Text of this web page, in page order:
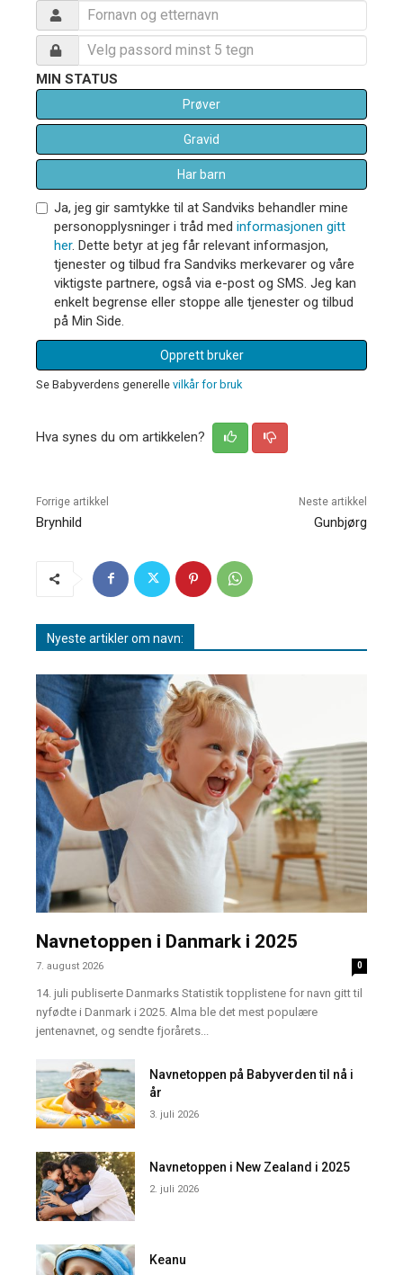
MIN STATUS
Prøver
Gravid
Har barn
Ja, jeg gir samtykke til at Sandviks behandler mine
personopplysninger i tråd med informasjonen gitt
her. Dette betyr at jeg får relevant informasjon,
tjenester og tilbud fra Sandviks merkevarer og våre
viktigste partnere, også via e-post og SMS. Jeg kan
enkelt begrense eller stoppe alle tjenester og tilbud
på Min Side.
Opprett bruker
Se Babyverdens generelle vilkår for bruk
Hva synes du om artikkelen?
Forrige artikkel
Brynhild
Neste artikkel
Gunbjørg
Nyeste artikler om navn:
Navnetoppen i Danmark i 2025
7. august 2026 0
14. juli publiserte Danmarks Statistik topplistene for navn gitt til
nyfødte i Danmark i 2025. Alma ble det mest populære
jentenavnet, og sendte fjorårets...
Navnetoppen på Babyverden til nå i
år
3. juli 2026
Navnetoppen i New Zealand i 2025
2. juli 2026
Keanu